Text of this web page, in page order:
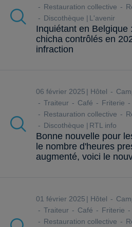
Restauration collective
Discothèque
L'avenir
Inquiétant en Belgique
chicha contrôlés en
infraction
06 février 2025 Hôtel
Traiteur
Café Friterie
Restauration collective
Discothèque
RTL info
Bonne nouvelle pour
le nombre d'heures
augmenté, voici le
01 février 2025 Hôtel
Traiteur
Café Friterie
Restauration collective